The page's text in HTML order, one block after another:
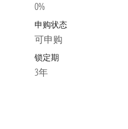
0%
申购状态
可申购
锁定期
3年